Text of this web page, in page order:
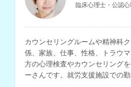
臨床心理士・公認
カウンセリングルームや精神科
係、家族、仕事、性格、トラウ
方の心理検査やカウンセリング
ーさんです。就労支援施設での